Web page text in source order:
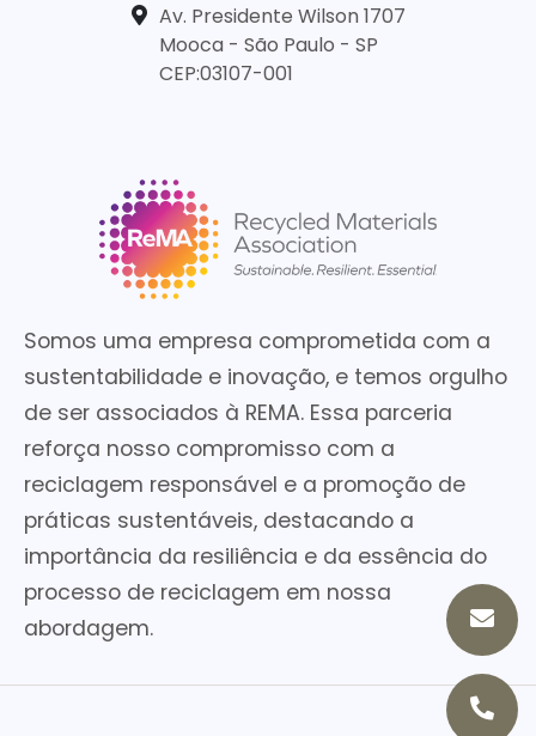
Av. Presidente Wilson 1707
Mooca - São Paulo - SP
CEP:03107-001
Somos uma empresa comprometida com a
sustentabilidade e inovação, e temos orgulho
de ser associados à REMA. Essa parceria
reforça nosso compromisso com a
reciclagem responsável e a promoção de
práticas sustentáveis, destacando a
importância da resiliência e da essência do
processo de reciclagem em nossa
abordagem.